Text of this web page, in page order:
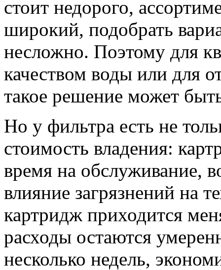
стоит недорого,
широкий, подобрать
несложно. Поэтому для
качеством воды или для
такое решение может
Но у фильтра есть не
стоимость владения:
время на обслуживание,
влияние загрязнений на
картридж приходится
расходы остаются
несколько недель,